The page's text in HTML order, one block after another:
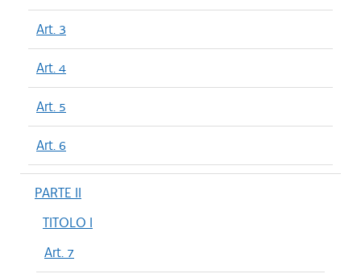
Art. 3
Art. 4
Art. 5
Art. 6
PARTE II
TITOLO I
Art. 7